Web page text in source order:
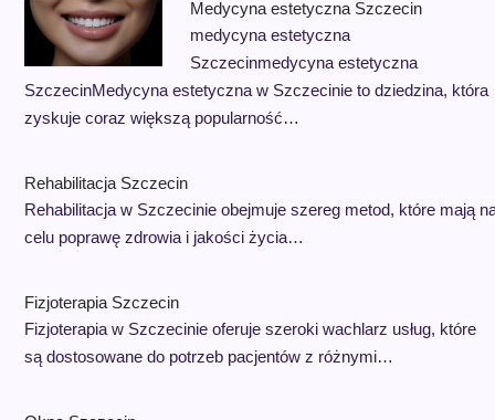
Medycyna estetyczna Szczecin
medycyna estetyczna
Szczecinmedycyna estetyczna
SzczecinMedycyna estetyczna w Szczecinie to dziedzina, która
zyskuje coraz większą popularność…
Rehabilitacja Szczecin
Rehabilitacja w Szczecinie obejmuje szereg metod, które mają
celu poprawę zdrowia i jakości życia…
Fizjoterapia Szczecin
Fizjoterapia w Szczecinie oferuje szeroki wachlarz usług, które
są dostosowane do potrzeb pacjentów z różnymi…